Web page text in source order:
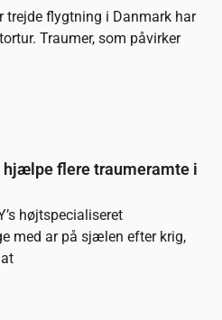
trejde flygtning i Danmark har
Traumer, som påvirker
flere traumeramte i
højtspecialiseret
med ar på sjælen efter krig,